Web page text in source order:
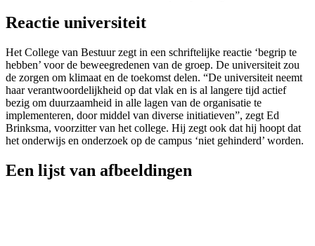
Reactie universiteit
Het College van Bestuur zegt in een schriftelijke reactie ‘begrip te
hebben’ voor de beweegredenen van de groep. De universiteit zou
de zorgen om klimaat en de toekomst delen. “De universiteit neemt
haar verantwoordelijkheid op dat vlak en is al langere tijd actief
bezig om duurzaamheid in alle lagen van de organisatie te
implementeren, door middel van diverse initiatieven”, zegt Ed
Brinksma, voorzitter van het college. Hij zegt ook dat hij hoopt dat
het onderwijs en onderzoek op de campus ‘niet gehinderd’ worden.
Een lijst van afbeeldingen